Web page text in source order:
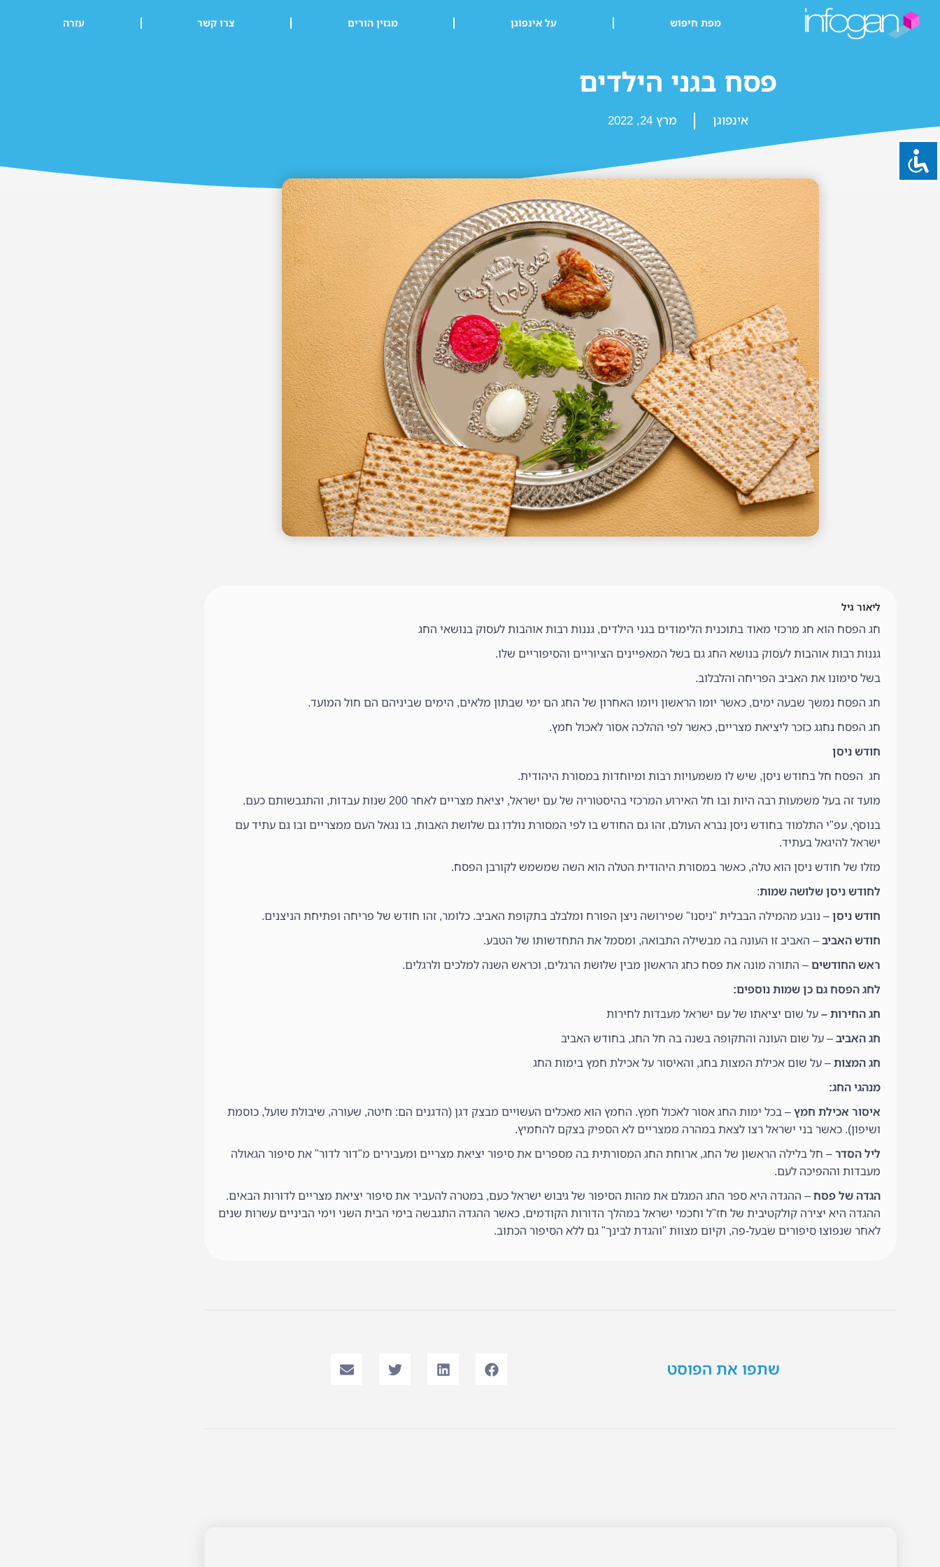
מפת חיפוש על אינפוגן מגזין הורים צרו קשר עזרה
פסח בגני הילדים
אינפוגן מרץ 24, 2022
ליאור גיל
חג הפסח הוא חג מרכזי מאוד בתוכנית הלימודים בגני הילדים, גננות רבות אוהבות לעסוק בנושאי החג
גננות רבות אוהבות לעסוק בנושא החג גם בשל המאפיינים הציוריים והסיפוריים שלו.
בשל סימונו את האביב הפריחה והלבלוב.
חג הפסח נמשך שבעה ימים, כאשר יומו הראשון ויומו האחרון של החג הם ימי שבתון מלאים, הימים שביניהם הם חול המועד.
חג הפסח נחגג כזכר ליציאת מצריים, כאשר לפי ההלכה אסור לאכול חמץ.
חודש ניסן
חג הפסח חל בחודש ניסן, שיש לו משמעויות רבות ומיוחדות במסורת היהודית.
מועד זה בעל משמעות רבה היות ובו חל האירוע המרכזי בהיסטוריה של עם ישראל, יציאת מצריים לאחר 200 שנות עבדות, והתגבשותם כעם.
בנוסף, עפ"י התלמוד בחודש ניסן נברא העולם, זהו גם החודש בו לפי המסורת נולדו גם שלושת האבות, בו נגאל העם ממצריים ובו גם עתיד עם
ישראל להיגאל בעתיד.
מזלו של חודש ניסן הוא טלה, כאשר במסורת היהודית הטלה הוא השה שמשמש לקורבן הפסח.
לחודש ניסן שלושה שמות:
חודש ניסן – נובע מהמילה הבבלית "ניסנו" שפירושה ניצן הפורח ומלבלב בתקופת האביב. כלומר, זהו חודש של פריחה ופתיחת הניצנים.
חודש האביב – האביב זו העונה בה מבשילה התבואה, ומסמל את התחדשותו של הטבע.
ראש החודשים – התורה מונה את פסח כחג הראשון מבין שלושת הרגלים, וכראש השנה למלכים ולרגלים.
לחג הפסח גם כן שמות נוספים:
חג החירות – על שום יציאתו של עם ישראל מעבדות לחירות
חג האביב – על שום העונה והתקופה בשנה בה חל החג, בחודש האביב
חג המצות – על שום אכילת המצות בחג, והאיסור על אכילת חמץ בימות החג
מנהגי החג:
איסור אכילת חמץ – בכל ימות החג אסור לאכול חמץ. החמץ הוא מאכלים העשויים מבצק דגן (הדגנים הם: חיטה, שעורה, שיבולת שועל, כוסמת
ושיפון). כאשר בני ישראל רצו לצאת במהרה ממצריים לא הספיק בצקם להחמיץ.
ליל הסדר – חל בלילה הראשון של החג, ארוחת החג המסורתית בה מספרים את סיפור יציאת מצריים ומעבירים מ"דור לדור" את סיפור הגאולה
מעבדות וההפיכה לעם.
הגדה של פסח – ההגדה היא ספר החג המגלם את מהות הסיפור של גיבוש ישראל כעם, במטרה להעביר את סיפור יציאת מצריים לדורות הבאים.
ההגדה היא יצירה קולקטיבית של חז"ל וחכמי ישראל במהלך הדורות הקודמים, כאשר ההגדה התגבשה בימי הבית השני וימי הביניים עשרות שנים
לאחר שנפוצו סיפורים שבעל-פה, וקיום מצוות "והגדת לבינך" גם ללא הסיפור הכתוב.
שתפו את הפוסט